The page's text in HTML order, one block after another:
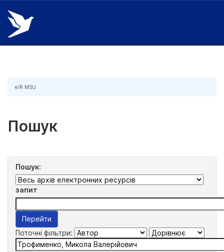
Skip
navigation
eIR MSU
Пошук
Пошук:
запит
Поточні фільтри: